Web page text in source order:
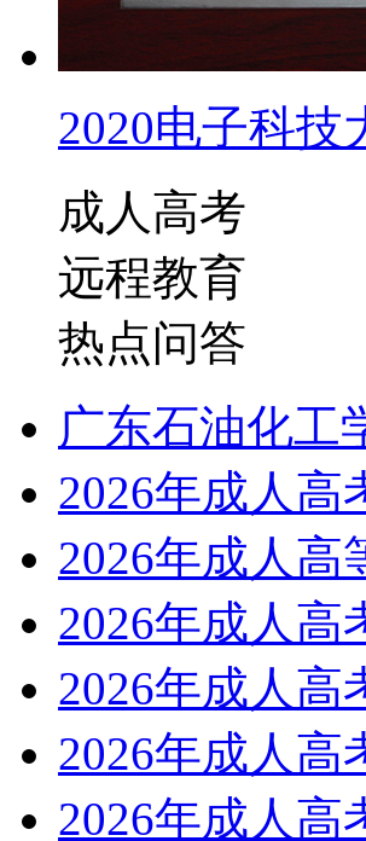
2020电子科技
成人高考
远程教育
热点问答
广东石油化工
2026年成人高
2026年成人高
2026年成人高
2026年成人高
2026年成人高
2026年成人高